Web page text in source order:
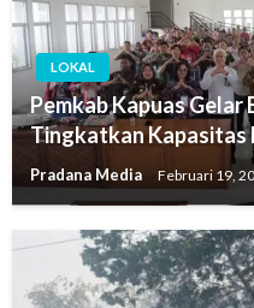
LOKAL
Pemkab Kapuas
Tingkatkan Kapasitas
Pradana Media Februari 19,